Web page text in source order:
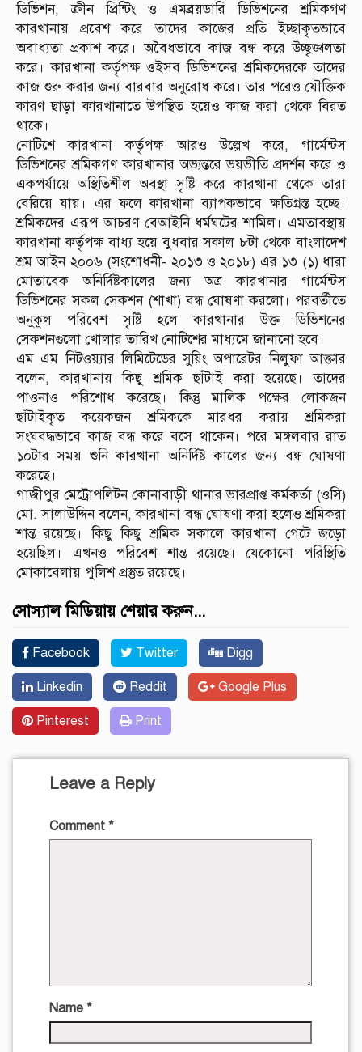
ডিভিশন, ক্রীন প্রিন্টিং ও এমব্রয়ডারি ডিভিশনের শ্রমিকগণ
কারখানায় প্রবেশ করে তাদের কাজের প্রতি ইচ্ছাকৃতভাবে
অবাধ্যতা প্রকাশ করে। অবৈধভাবে কাজ বন্ধ করে উচ্ছৃঙ্খলতা
করে। কারখানা কর্তৃপক্ষ ওইসব ডিভিশনের শ্রমিকদেরকে তাদের
কাজ শুরু করার জন্য বারবার অনুরোধ করে। তার পরেও যৌক্তিক
কারণ ছাড়া কারখানাতে উপস্থিত হয়েও কাজ করা থেকে বিরত
থাকে।
নোটিশে কারখানা কর্তৃপক্ষ আরও উল্লেখ করে, গার্মেন্টস
ডিভিশনের শ্রমিকগণ কারখানার অভ্যন্তরে ভয়ভীতি প্রদর্শন করে ও
একপর্যায়ে অস্থিতিশীল অবস্থা সৃষ্টি করে কারখানা থেকে তারা
বেরিয়ে যায়। এর ফলে কারখানা ব্যাপকভাবে ক্ষতিগ্রস্ত হচ্ছে।
শ্রমিকদের এরূপ আচরণ বেআইনি ধর্মঘটের শামিল। এমতাবস্থায়
কারখানা কর্তৃপক্ষ বাধ্য হয়ে বুধবার সকাল ৮টা থেকে বাংলাদেশ
শ্রম আইন ২০০৬ (সংশোধনী- ২০১৩ ও ২০১৮) এর ১৩ (১) ধারা
মোতাবেক অনির্দিষ্টকালের জন্য অত্র কারখানার গার্মেন্টস
ডিভিশনের সকল সেকশন (শাখা) বন্ধ ঘোষণা করলো। পরবর্তীতে
অনুকূল পরিবেশ সৃষ্টি হলে কারখানার উক্ত ডিভিশনের
সেকশনগুলো খোলার তারিখ নোটিশের মাধ্যমে জানানো হবে।
এম এম নিটওয়্যার লিমিটেডের সুয়িং অপারেটর নিলুফা আক্তার
বলেন, কারখানায় কিছু শ্রমিক ছাঁটাই করা হয়েছে। তাদের
পাওনাও পরিশোধ করেছে। কিন্তু মালিক পক্ষের লোকজন
ছাঁটাইকৃত কয়েকজন শ্রমিককে মারধর করায় শ্রমিকরা
সংঘবদ্ধভাবে কাজ বন্ধ করে বসে থাকেন। পরে মঙ্গলবার রাত
১০টার সময় শুনি কারখানা অনির্দিষ্ট কালের জন্য বন্ধ ঘোষণা
করেছে।
গাজীপুর মেট্রোপলিটন কোনাবাড়ী থানার ভারপ্রাপ্ত কর্মকর্তা (ওসি)
মো. সালাউদ্দিন বলেন, কারখানা বন্ধ ঘোষণা করা হলেও শ্রমিকরা
শান্ত রয়েছে। কিছু কিছু শ্রমিক সকালে কারখানা গেটে জড়ো
হয়েছিল। এখনও পরিবেশ শান্ত রয়েছে। যেকোনো পরিস্থিতি
মোকাবেলায় পুলিশ প্রস্তুত রয়েছে।
সোস্যাল মিডিয়ায় শেয়ার করুন...
Facebook Twitter Digg
Linkedin Reddit Google Plus
Pinterest Print
Leave a Reply
Comment *
Name *